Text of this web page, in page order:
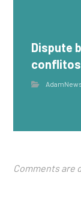
Dispute
Comments are